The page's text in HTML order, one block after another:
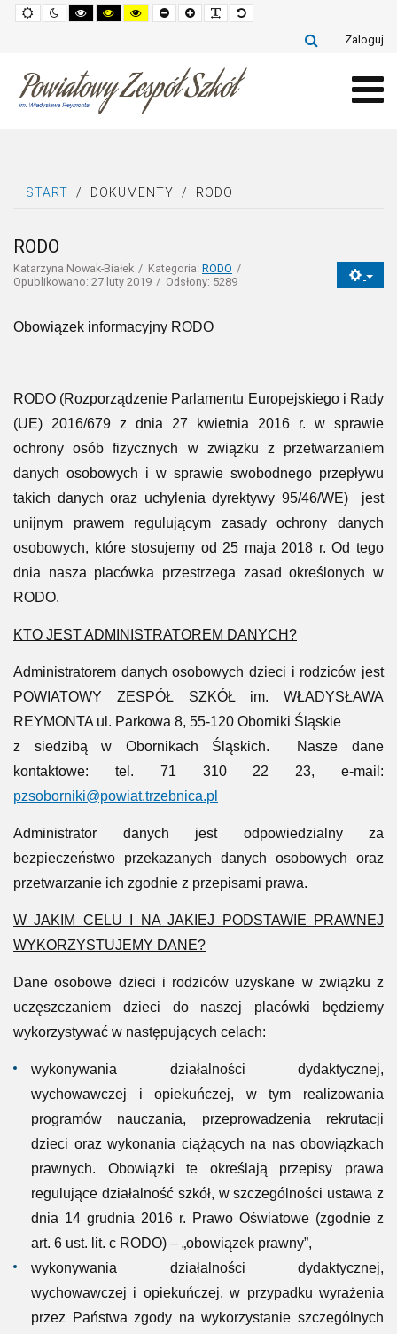
Default
mode
Night
mode
High
contrast
High
contrast
High
contrast
Set
smaller
Set
larger
Make
font
Set
default
Zaloguj
START / DOKUMENTY / RODO
RODO
Katarzyna Nowak-Białek Kategoria: RODO
Opublikowano: 27 luty 2019
Odsłony: 5289
Obowiązek informacyjny RODO
RODO (Rozporządzenie Parlamentu Europejskiego i Rady
(UE) 2016/679 z dnia 27 kwietnia 2016 r. w sprawie
ochrony osób fizycznych w związku z przetwarzaniem
danych osobowych i w sprawie swobodnego przepływu
takich danych oraz uchylenia dyrektywy 95/46/WE) jest
unijnym prawem regulującym zasady ochrony danych
osobowych, które stosujemy od 25 maja 2018 r. Od tego
dnia nasza placówka przestrzega zasad określonych w
RODO.
KTO JEST ADMINISTRATOREM DANYCH?
Administratorem danych osobowych dzieci i rodziców jest
POWIATOWY ZESPÓŁ SZKÓŁ im. WŁADYSŁAWA
REYMONTA ul. Parkowa 8, 55-120 Oborniki Śląskie
z siedzibą w Obornikach Śląskich. Nasze dane
kontaktowe: tel. 71 310 22 23, e-mail:
pzsoborniki@powiat.trzebnica.pl
Administrator danych jest odpowiedzialny za
bezpieczeństwo przekazanych danych osobowych oraz
przetwarzanie ich zgodnie z przepisami prawa.
W JAKIM CELU I NA JAKIEJ PODSTAWIE PRAWNEJ
WYKORZYSTUJEMY DANE?
Dane osobowe dzieci i rodziców uzyskane w związku z
uczęszczaniem dzieci do naszej placówki będziemy
wykorzystywać w następujących celach:
wykonywania działalności dydaktycznej,
wychowawczej i opiekuńczej, w tym realizowania
programów nauczania, przeprowadzenia rekrutacji
dzieci oraz wykonania ciążących na nas obowiązkach
prawnych. Obowiązki te określają przepisy prawa
regulujące działalność szkół, w szczególności ustawa z
dnia 14 grudnia 2016 r. Prawo Oświatowe (zgodnie z
art. 6 ust. lit. c RODO) – „obowiązek prawny”,
wykonywania działalności dydaktycznej,
wychowawczej i opiekuńczej, w przypadku wyrażenia
przez Państwa zgody na wykorzystanie szczególnych